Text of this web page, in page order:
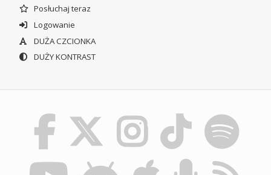
Posłuchaj teraz
Logowanie
DUŻA CZCIONKA
DUŻY KONTRAST